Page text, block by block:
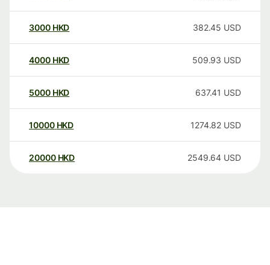
3000 HKD 382.45 USD
4000 HKD 509.93 USD
5000 HKD 637.41 USD
10000 HKD 1274.82 USD
20000 HKD 2549.64 USD